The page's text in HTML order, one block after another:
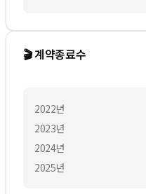
🎬 계약종료수
2022년
2023년
2024년
2025년